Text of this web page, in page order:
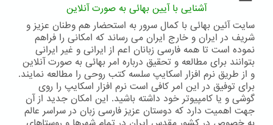
آشنایی با آیین بهائی به صورت آنلاین
سایت آئین بهائی با کمال سرور به استحضار هم وطنان عزیز و
شریف در ایران و خارج ایران می رساند که امکانی را فراهم
نموده است تا همه فارسی زبانان اعم از ایرانی و غیر ایرانی
بتوانند برای مطالعه و تحقیق درباره امر بهائی به صورت آنلاین
و از طریق نرم افزار اسکایپ سلسه کتب روحی را مطالعه نمایند.
برای توفیق در این امر کافی است نرم افزار اسکایپ را روی
گوشی و یا کامپیوتر خود داشته باشید. این امکان جدید از آن
جهت اهمیت دارد که دوستان عزیز فارسی زبان در سراسر عالم